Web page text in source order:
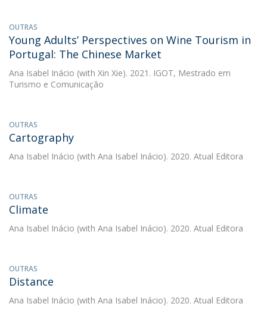
OUTRAS
Young Adults’ Perspectives on Wine Tourism in
Portugal: The Chinese Market
Ana Isabel Inácio (with Xin Xie). 2021. IGOT, Mestrado em
Turismo e Comunicação
OUTRAS
Cartography
Ana Isabel Inácio (with Ana Isabel Inácio). 2020. Atual Editora
OUTRAS
Climate
Ana Isabel Inácio (with Ana Isabel Inácio). 2020. Atual Editora
OUTRAS
Distance
Ana Isabel Inácio (with Ana Isabel Inácio). 2020. Atual Editora